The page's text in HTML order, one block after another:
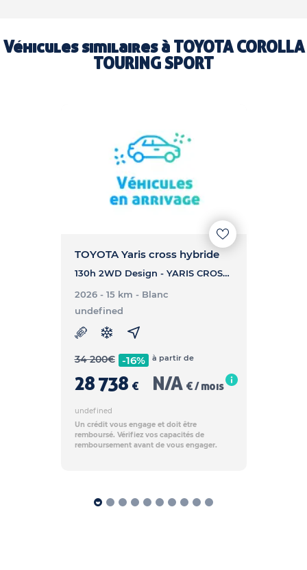
Véhicules similaires à TOYOTA COROLLA
TOURING SPORT
TOYOTA Yaris cross hybride
130h 2WD Design - YARIS CROSS HYBRIDE 130h 2WD Design
2026 - 15 km - Blanc
undefined
34 200€ -16%
28 738 €
à partir de
N/A € / mois
undefined
Un crédit vous engage et doit être
remboursé. Vérifiez vos capacités de
remboursement avant de vous engager.